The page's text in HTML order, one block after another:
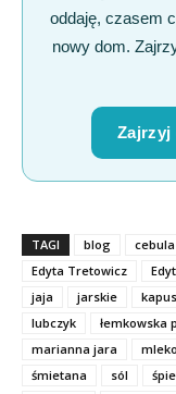
oddaję, czasem
nowy dom.
Zajrzyj
TAGI blog cebula
Edyta Tretowicz
jaja
jarskie
lubczyk
łemkowska
marianna jara
mleko
śmietana
sól